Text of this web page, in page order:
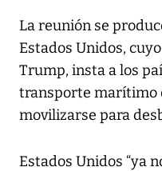
La reunión se
Estados Unidos,
Trump, insta a los
transporte marítimo
movilizarse para
Estados Unidos “ya